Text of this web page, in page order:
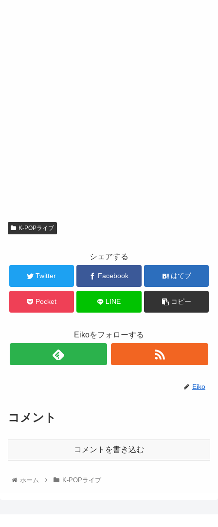
K-POPライブ
シェアする
Twitter Facebook はてブ
Pocket LINE コピー
Eikoをフォローする
Eiko
コメント
コメントを書き込む
ホーム K-POPライブ